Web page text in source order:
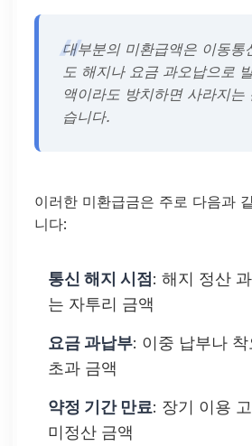
대부분의 미환급액은 이동통
도 해지나 요금 과오납으로
액이라도 방치하면 사라지는
습니다.
이러한 미환급금은 주로 다음과
니다:
통신 해지 시점: 해지 정산
는 자투리 금액
요금 과납부: 이중 납부나
초과 금액
약정 기간 만료: 장기 이용
미정산 금액